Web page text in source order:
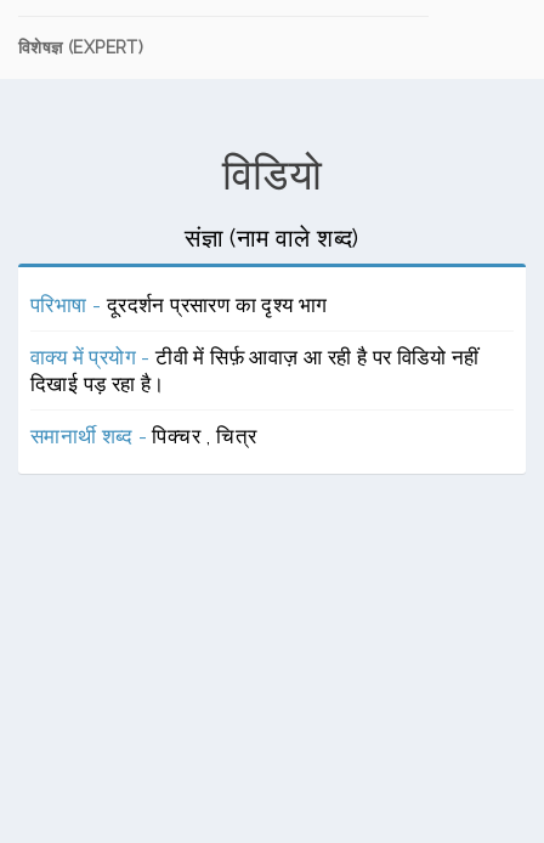
विशेषज्ञ (EXPERT)
विडियो
संज्ञा (नाम वाले शब्द)
परिभाषा -दूरदर्शन प्रसारण का दृश्य भाग
वाक्य में प्रयोग -टीवी में सिर्फ़ आवाज़ आ रही है पर विडियो नहीं
दिखाई पड़ रहा है।
समानार्थी शब्द -पिक्चर ,चित्र